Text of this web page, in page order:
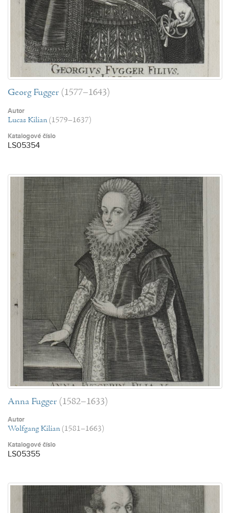
Georg Fugger (1577–1643)
Autor
Lucas Kilian (1579–1637)
Katalogové číslo
LS05354
Anna Fugger (1582–1633)
Autor
Wolfgang Kilian (1581–1663)
Katalogové číslo
LS05355